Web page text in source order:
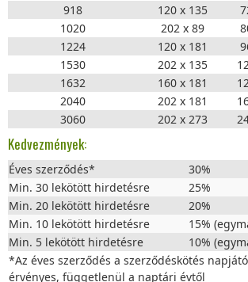
918
120 x 135
1020
202 x 89
1224
120 x 181
1530
202 x 135
1632
160 x 181
2040
202 x 181
3060
202 x 273
Kedvezmények:
Éves szerződés*
30%
Min. 30 lekötött hirdetésre
25%
Min. 20 lekötött hirdetésre
20%
Min. 10 lekötött hirdetésre
15%
Min. 5 lekötött hirdetésre
10%
*Az éves szerződés a szerződéskötés
érvényes, függetlenül a naptári évtől